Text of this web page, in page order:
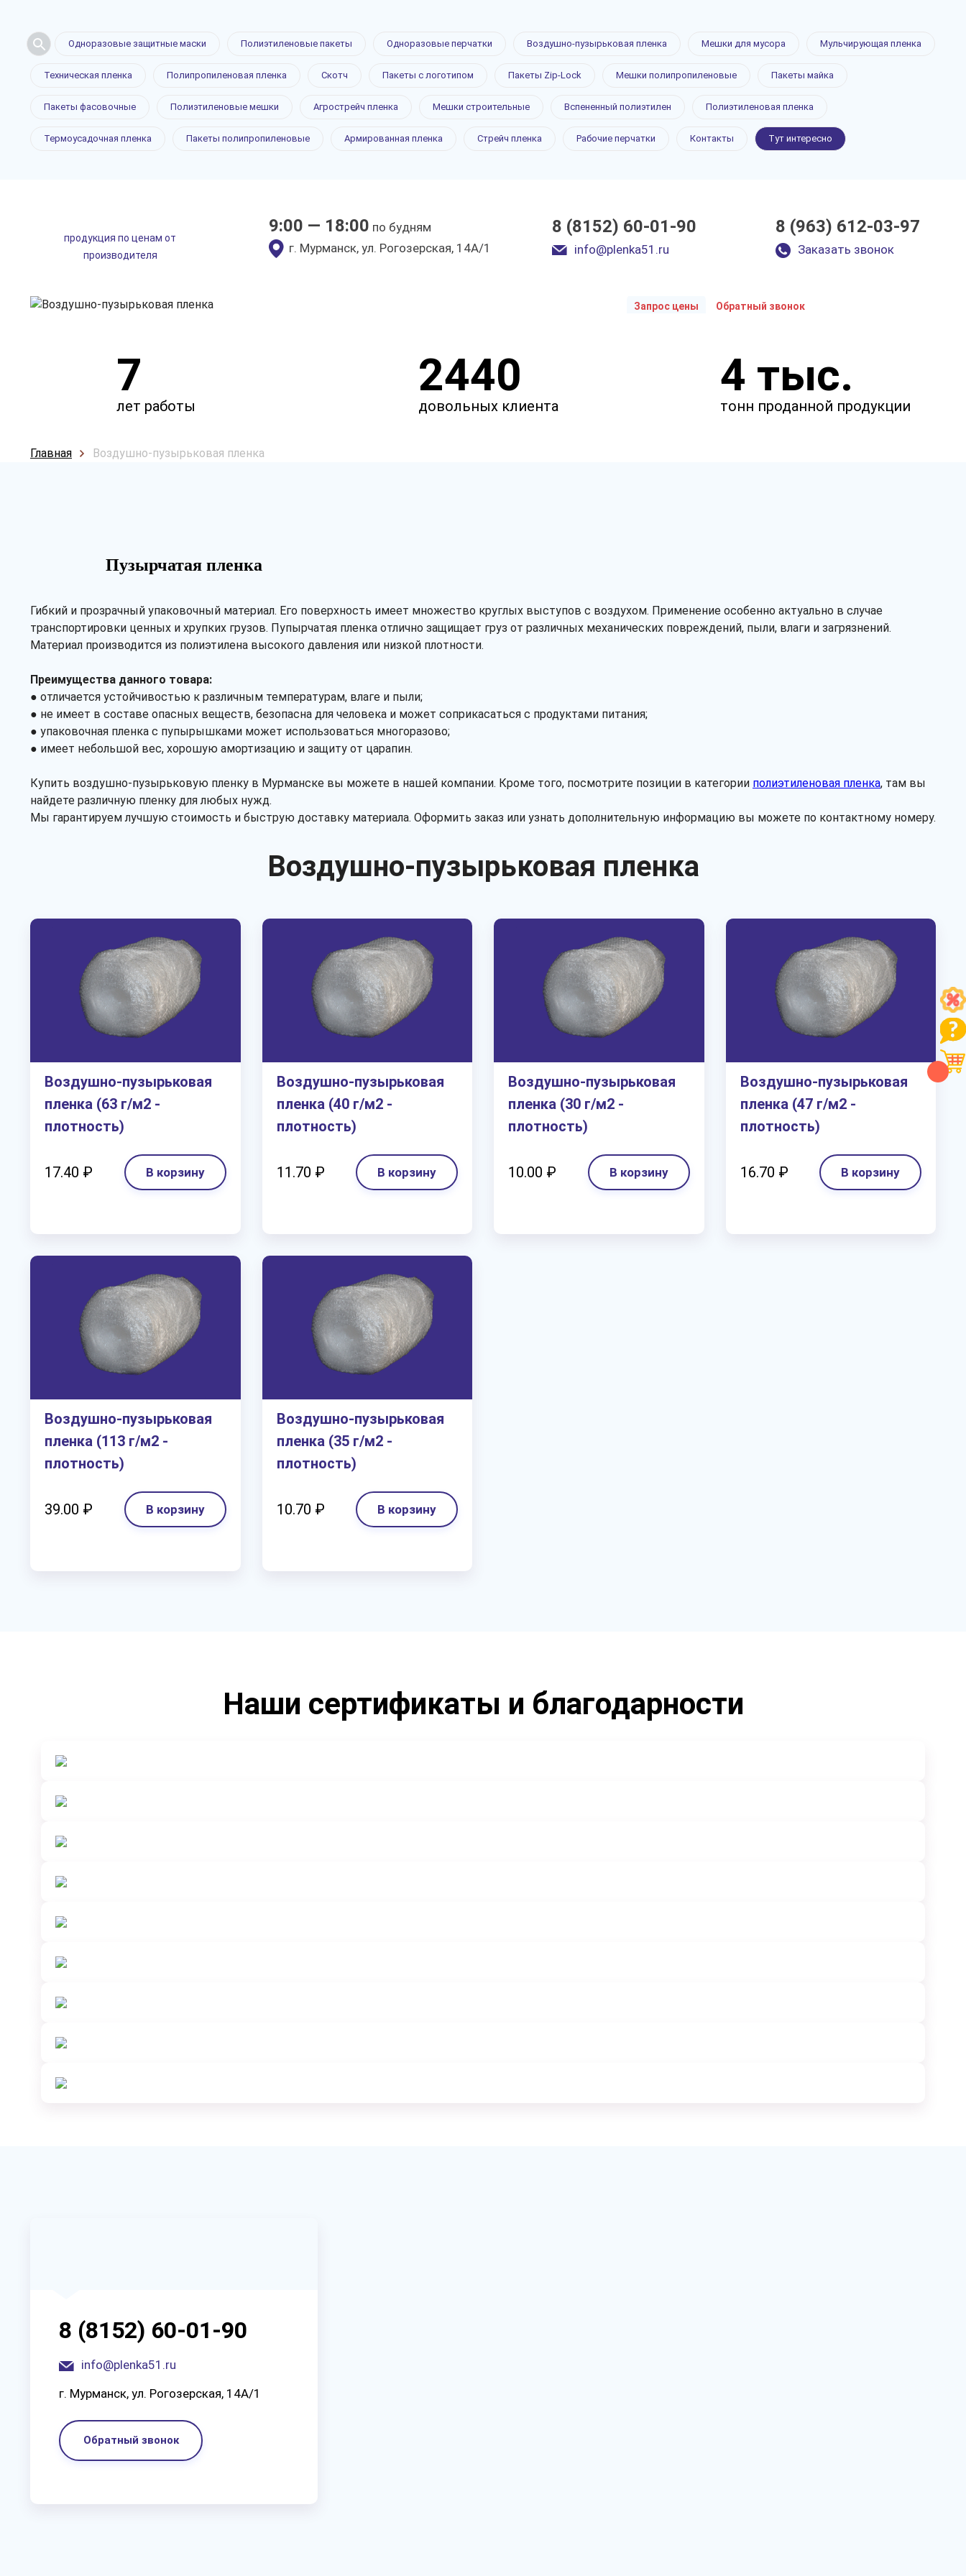
Одноразовые защитные маски Полиэтиленовые пакеты Одноразовые перчатки Воздушно-пузырьковая пленка Мешки для мусора Мульчирующая пленка
Техническая пленка Полипропиленовая пленка Скотч Пакеты с логотипом Пакеты Zip-Lock Мешки полипропиленовые Пакеты майка
Пакеты фасовочные Полиэтиленовые мешки Агрострейч пленка Мешки строительные Вспененный полиэтилен Полиэтиленовая пленка
Термоусадочная пленка Пакеты полипропиленовые Армированная пленка Стрейч пленка Рабочие перчатки Контакты Тут интересно
продукция по ценам от
производителя
9:00 — 18:00 по будням
г. Мурманск, ул. Рогозерская, 14А/1
8 (8152) 60-01-90
info@plenka51.ru
8 (963) 612-03-97
Заказать звонок
Воздушно-пузырьковая
только приятные цены
Запрос цены Обратный звонок
Укажите параметры
Чтобы мы смогли рассчитать
стоимость товаров.
7
лет работы
2440
довольных клиента
4 тыс.
тонн проданной продукции
Главная Воздушно-пузырьковая пленка
Пузырчатая пленка
Гибкий и прозрачный упаковочный материал. Его поверхность имеет множество круглых выступов с воздухом. Применение особенно актуально в случае
транспортировки ценных и хрупких грузов. Пупырчатая пленка отлично защищает груз от различных механических повреждений, пыли, влаги и загрязнений.
Материал производится из полиэтилена высокого давления или низкой плотности.
Преимущества данного товара:
● отличается устойчивостью к различным температурам, влаге и пыли;
● не имеет в составе опасных веществ, безопасна для человека и может соприкасаться с продуктами питания;
● упаковочная пленка с пупырышками может использоваться многоразово;
● имеет небольшой вес, хорошую амортизацию и защиту от царапин.
Купить воздушно-пузырьковую пленку в Мурманске вы можете в нашей компании. Кроме того, посмотрите позиции в категории полиэтиленовая пленка, там вы
найдете различную пленку для любых нужд.
Мы гарантируем лучшую стоимость и быструю доставку материала. Оформить заказ или узнать дополнительную информацию вы можете по контактному номеру.
Воздушно-пузырьковая пленка
Воздушно-пузырьковая
пленка (63 г/м2 -
плотность)
17.40 ₽ В корзину
Воздушно-пузырьковая
пленка (40 г/м2 -
плотность)
11.70 ₽ В корзину
Воздушно-пузырьковая
пленка (30 г/м2 -
плотность)
10.00 ₽ В корзину
Воздушно-пузырьковая
пленка (47 г/м2 -
плотность)
16.70 ₽ В корзину
Воздушно-пузырьковая
пленка (113 г/м2 -
плотность)
39.00 ₽ В корзину
Воздушно-пузырьковая
пленка (35 г/м2 -
плотность)
10.70 ₽ В корзину
Наши сертификаты и благодарности
8 (8152) 60-01-90
info@plenka51.ru
г. Мурманск, ул. Рогозерская, 14А/1
Обратный звонок